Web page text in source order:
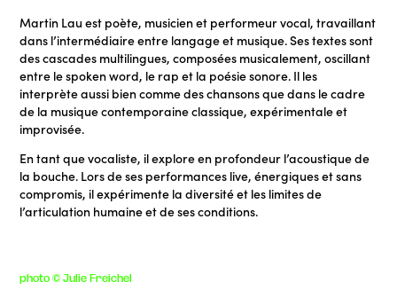
Martin Lau est poète, musicien et performeur vocal, travaillant
dans l’intermédiaire entre langage et musique. Ses textes sont
des cascades multilingues, composées musicalement, oscillant
entre le spoken word, le rap et la poésie sonore. Il les
interprète aussi bien comme des chansons que dans le cadre
de la musique contemporaine classique, expérimentale et
improvisée.
En tant que vocaliste, il explore en profondeur l’acoustique de
la bouche. Lors de ses performances live, énergiques et sans
compromis, il expérimente la diversité et les limites de
l’articulation humaine et de ses conditions.
photo © Julie Freichel